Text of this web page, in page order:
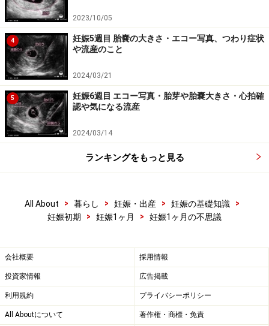
妊娠4週から「妊娠2ヶ月」に入ります
こちらの方が一般的で、直感的にわかりますね。
月」、妊娠4週0日から妊娠7週6日までを「妊娠2ヶ月」
とします。ですから、妊娠が分かったときは、ほとんど
の人が妊娠2ヶ月ということになります。
2023/10/05
4
妊娠5週目 胎嚢の大きさ・エコー写真、つわり症状
や流産のこと
2024/03/21
5
妊娠6週目 エコー写真・胎芽や胎嚢大きさ・心拍確
認や気になる流産
2024/03/14
ランキングをもっと見る
All About > 暮らし > 妊娠・出産 > 妊娠の基礎知識
>
妊娠初期
> 妊娠1ヶ月 > 妊娠1ヶ月の不思議
会社概要 採用情報
投資家情報 広告掲載
利用規約 プライバシーポリシー
All Aboutについて 著作権・商標・免責